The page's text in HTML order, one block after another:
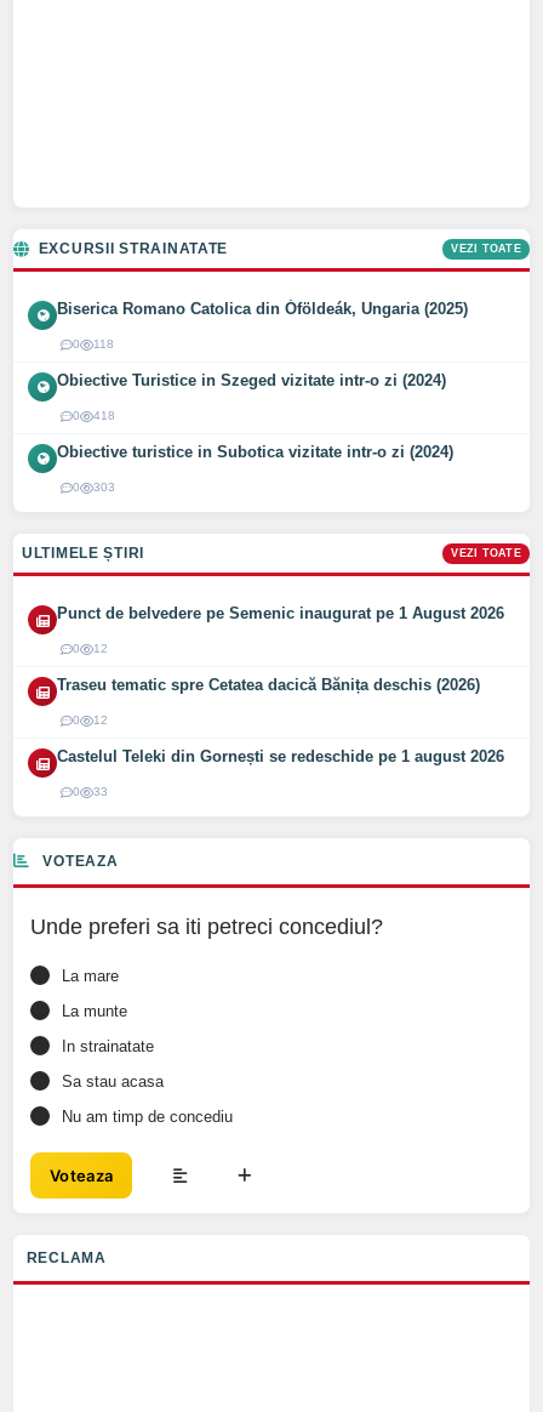
EXCURSII STRAINATATE VEZI TOATE
Biserica Romano Catolica din Óföldeák, Ungaria (2025)
0 118
Obiective Turistice in Szeged vizitate intr-o zi (2024)
0 418
Obiective turistice in Subotica vizitate intr-o zi (2024)
0 303
ULTIMELE ȘTIRI VEZI TOATE
Punct de belvedere pe Semenic inaugurat pe 1 August 2026
0 12
Traseu tematic spre Cetatea dacică Bănița deschis (2026)
0 12
Castelul Teleki din Gornești se redeschide pe 1 august 2026
0 33
VOTEAZA
Unde preferi sa iti petreci concediul?
La mare
La munte
In strainatate
Sa stau acasa
Nu am timp de concediu
Voteaza
RECLAMA